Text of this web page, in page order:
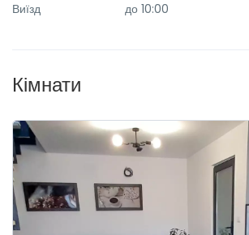
Виїзд
до 10:00
Кімнати